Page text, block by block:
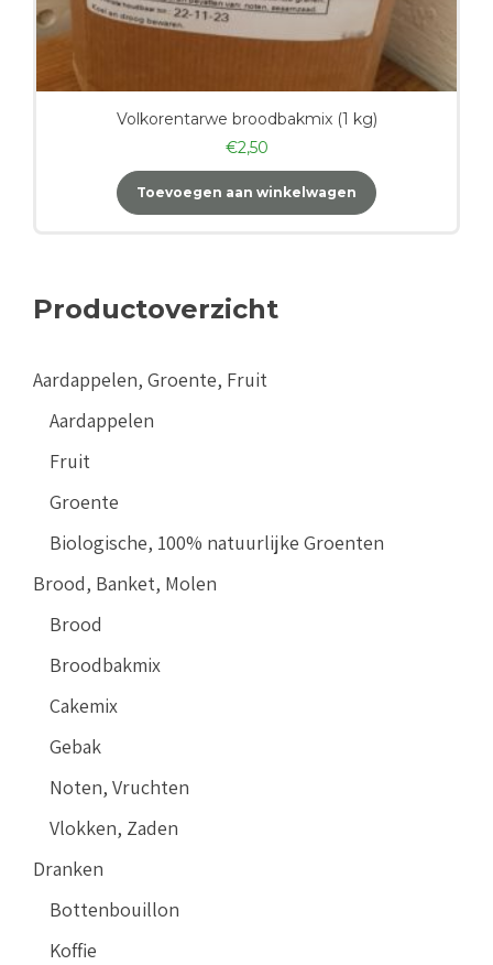
Volkorentarwe broodbakmix (1 kg)
€2,50
Toevoegen aan winkelwagen
Productoverzicht
Aardappelen, Groente, Fruit
Aardappelen
Fruit
Groente
Biologische, 100% natuurlijke Groenten
Brood, Banket, Molen
Brood
Broodbakmix
Cakemix
Gebak
Noten, Vruchten
Vlokken, Zaden
Dranken
Bottenbouillon
Koffie